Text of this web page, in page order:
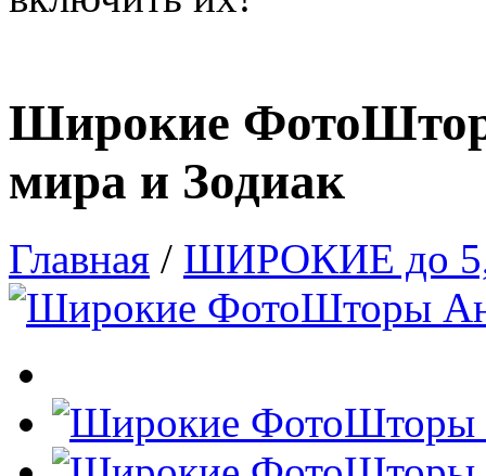
Широкие
мира и Зодиак
Главная / ШИРОКИЕ до